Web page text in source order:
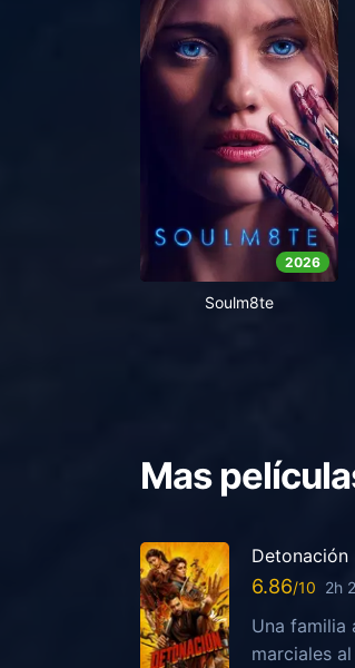
2026
Soulm8te
Mas
Detonación
6.86 2h
Una familia
marciales